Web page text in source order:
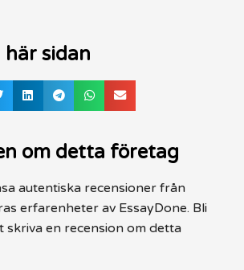
här sidan
om detta företag
autentiska recensioner från
erfarenheter av EssayDone. Bli
skriva en recension om detta